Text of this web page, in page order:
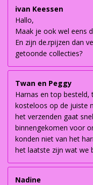
ivan Keessen
Hallo,
Maak je ook wel eens
En zijn de.rpijzen dan
getoonde collecties?
Twan en Peggy
Harnas en top besteld,
kosteloos op de juiste
het verzenden gaat
binnengekomen voor
konden niet van het
het laatste zijn wat we
Nadine